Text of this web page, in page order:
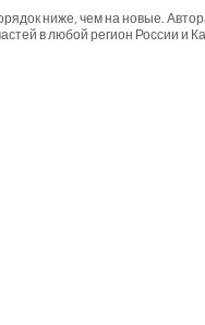
ниже, чем на новые.
в любой регион России и